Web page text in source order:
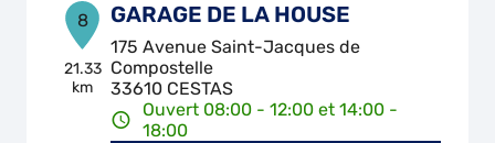
8
21.33
km
GARAGE DE LA HOUSE
175 Avenue Saint-Jacques de
Compostelle
33610 CESTAS
Ouvert 08:00 - 12:00 et 14:00 -
18:00